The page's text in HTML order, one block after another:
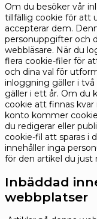
Om du besöker vår
tillfällig cookie för att
accepterar dem.
personuppgifter och
webbläsare. När du
flera cookie-filer för
och dina val för
inloggning gäller i
gäller i ett år. Om du
cookie att finnas
konto kommer
du redigerar eller
cookie-fil att sparas i
innehåller inga
för den artikel du
Inbäddad
webbplatser